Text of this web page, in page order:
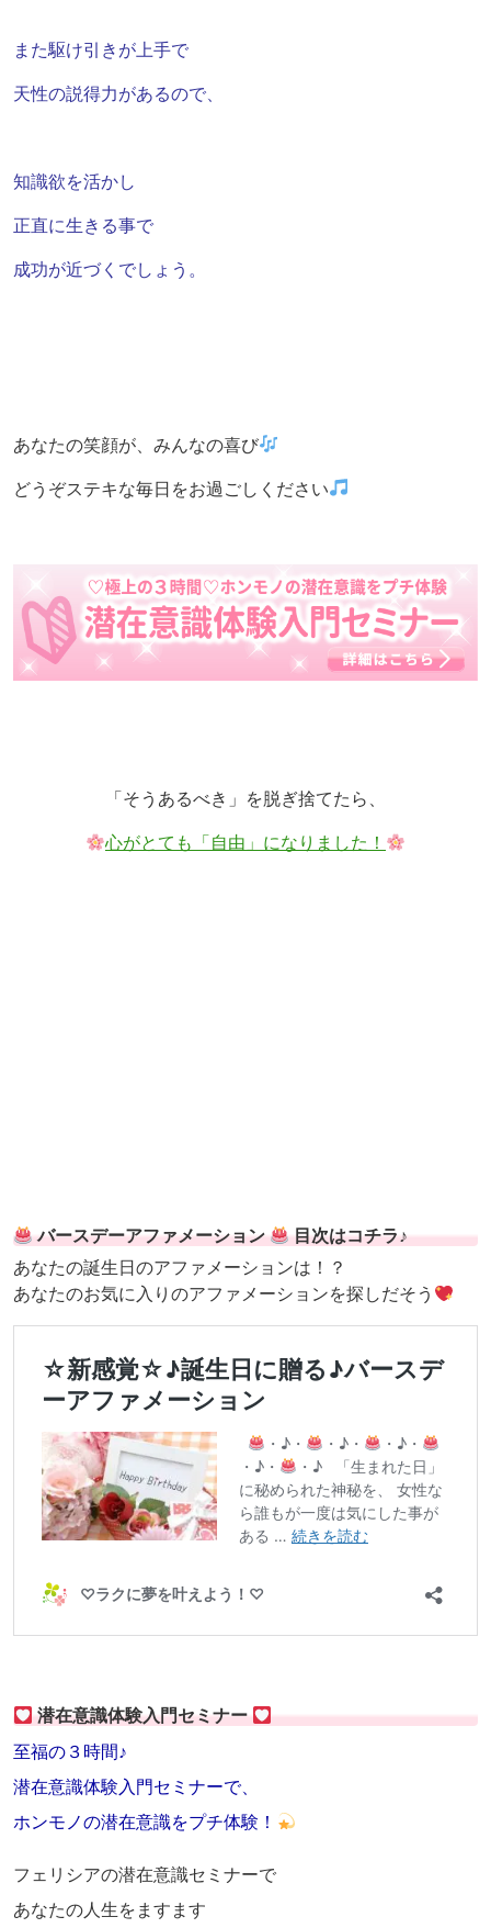
また駆け引きが上手で
天性の説得力があるので、
知識欲を活かし
正直に生きる事で
成功が近づくでしょう。
あなたの笑顔が、みんなの喜び
どうぞステキな毎日をお過ごしください
「そうあるべき」を脱ぎ捨てたら、
心がとても「自由」になりました！
バースデーアファメーション
目次はコチラ♪
あなたの誕生日のアファメーションは！？
あなたのお気に入りのアファメーションを探しだそう
潜在意識体験入門セミナー
至福の３時間♪
潜在意識体験入門セミナーで、
ホンモノの潜在意識をプチ体験！
フェリシアの潜在意識セミナーで
あなたの人生をますます